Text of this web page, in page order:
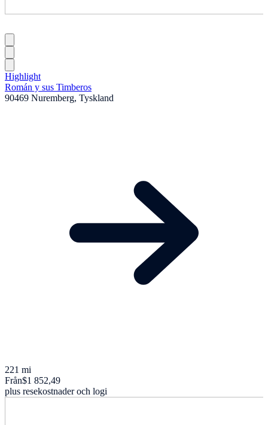
Highlight
Román y sus Timberos
90469 Nuremberg, Tyskland
221 mi
Från$1 852,49
plus resekostnader och logi